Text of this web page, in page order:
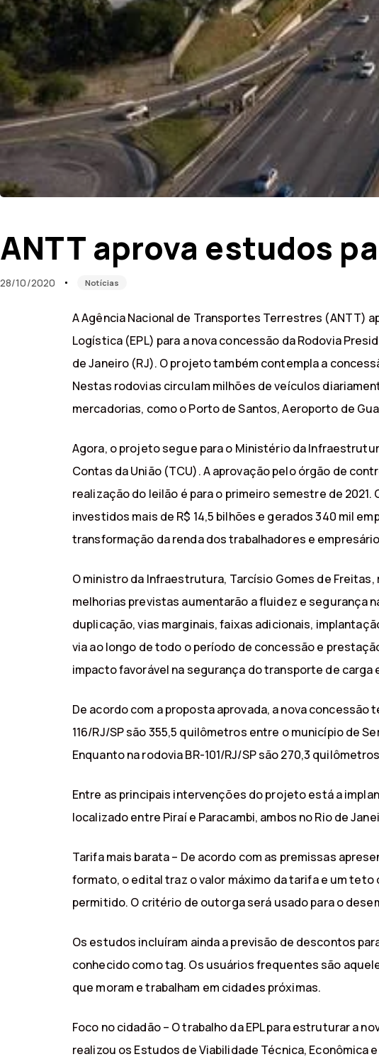
ANTT aprova estudos
28/10/2020 Notícias
A Agência Nacional de Transportes Terrestres (ANTT)
Logística (EPL) para a nova concessão da Rodovia
de Janeiro (RJ). O projeto também contempla a
Nestas rodovias circulam milhões de veículos
mercadorias, como o Porto de Santos, Aeroporto de
Agora, o projeto segue para o Ministério da
Contas da União (TCU). A aprovação pelo órgão de
realização do leilão é para o primeiro semestre de
investidos mais de R$ 14,5 bilhões e gerados 340 mil
transformação da renda dos trabalhadores e
O ministro da Infraestrutura, Tarcísio Gomes de
melhorias previstas aumentarão a fluidez e segurança
duplicação, vias marginais, faixas adicionais,
via ao longo de todo o período de concessão e
impacto favorável na segurança do transporte de
De acordo com a proposta aprovada, a nova
116/RJ/SP são 355,5 quilômetros entre o município de
Enquanto na rodovia BR-101/RJ/SP são 270,3
Entre as principais intervenções do projeto está a
localizado entre Piraí e Paracambi, ambos no Rio de
Tarifa mais barata – De acordo com as premissas
formato, o edital traz o valor máximo da tarifa e um
permitido. O critério de outorga será usado para o
Os estudos incluíram ainda a previsão de descontos
conhecido como tag. Os usuários frequentes são
que moram e trabalham em cidades próximas.
Foco no cidadão – O trabalho da EPL para estruturar a
realizou os Estudos de Viabilidade Técnica, Econômica